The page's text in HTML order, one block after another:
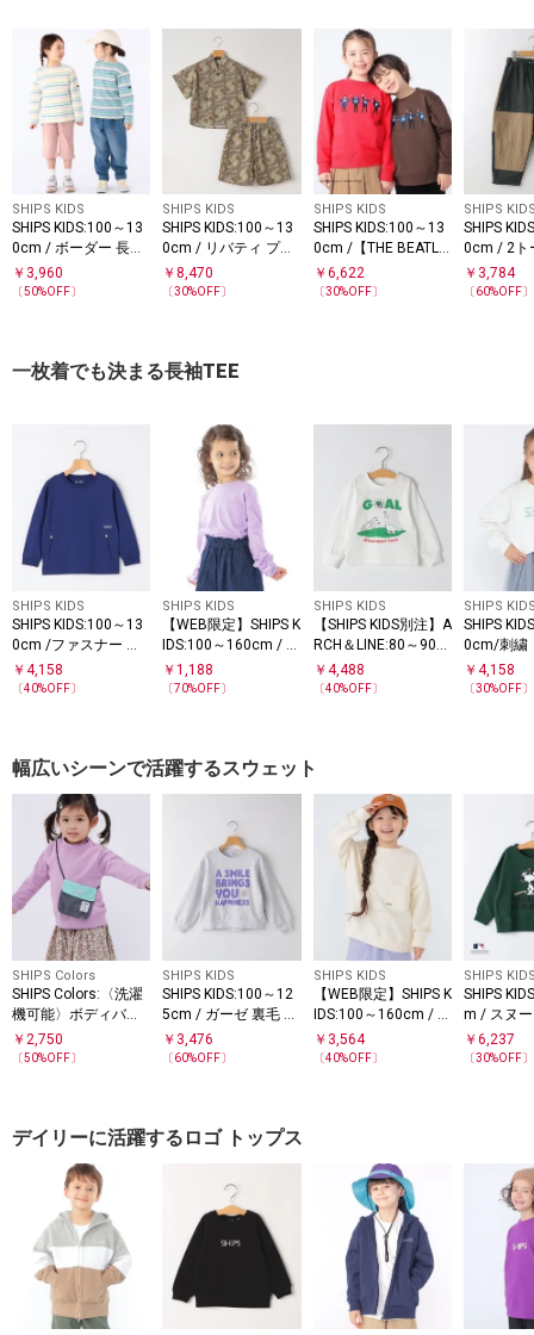
SHIPS KIDS
SHIPS KIDS:100～13
0cm / ボーダー 長袖
TEE
￥ 3,960
〔50%OFF〕
SHIPS KIDS
SHIPS KIDS:100～13
0cm / リバティ プリ
ント 甚平
￥8,470
〔30%OFF〕
SHIPS KIDS
SHIPS KIDS:100～13
0cm /【THE BEATLE
S（ザ・ビートル
ズ）】スウェット
￥ 6,622
〔30%OFF〕
SHIPS
SHIPS
0cm / 2ト
パンツ
￥ 3,784
〔 60%OFF〕
一枚着でも決まる長袖TEE
SHIPS KIDS
SHIPS KIDS:100～13
0cm /ファスナー ポ
ケット付き ロング ス
リーブ Tシャツ
￥ 4,158
〔40%OFF〕
SHIPS KIDS
【WEB限定】SHIPS K
IDS:100～160cm / ＜
家族おそろい＞SHIPS
マイクロロゴ ロング
￥1,188
〔70%OFF〕
SHIPS KIDS
【SHIPS KIDS別注】A
RCH＆LINE:80～90c
m / 恐竜 長袖 Tシャ
ツ
￥ 4,488
〔40%OFF〕
SHIPS
SHIPS
0cm/刺繍
グスリー
￥4,158
〔30%OFF〕
幅広いシーンで活躍するスウェット
SHIPS Colors
SHIPS Colors:〈洗濯
機可能〉ボディバッ
グ スウェット(80～1
30cm)
￥ 2,750
〔50%OFF〕
SHIPS KIDS
SHIPS KIDS:100～12
5cm / ガーゼ 裏毛 メ
ッセージ スウェット
￥ 3,476
〔60%OFF〕
SHIPS KIDS
【WEB限定】SHIPS K
IDS:100～160cm / マ
イクロ ロゴ スウェッ
ト
￥ 3,564
〔40%OFF〕
SHIPS
SHIPS
m / スヌ
スウェッ
￥6,237
〔30%OFF〕
デイリーに活躍するロゴ トップス